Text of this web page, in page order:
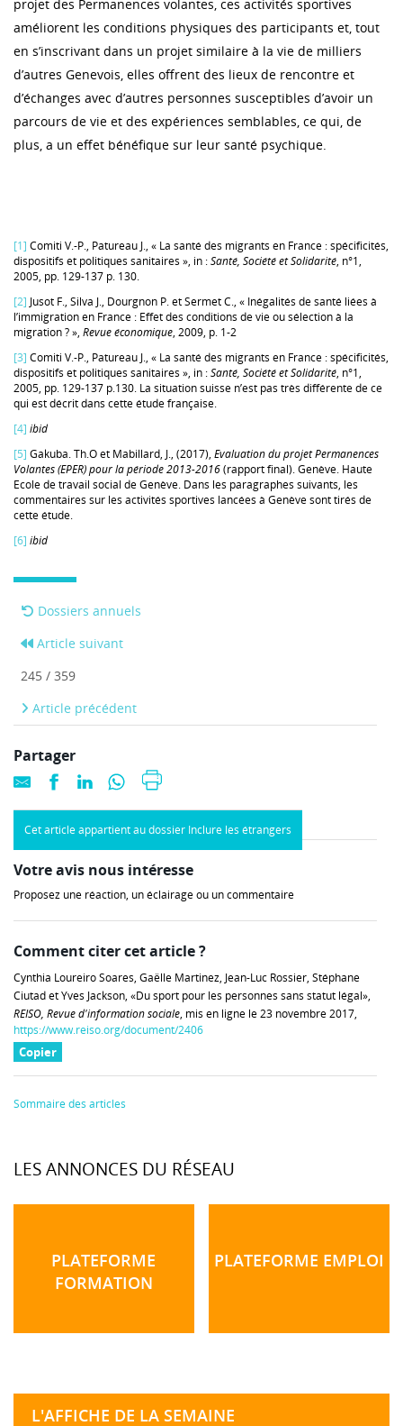
projet des Permanences volantes, ces activités sportives
améliorent les conditions physiques des participants et, tout
en s’inscrivant dans un projet similaire à la vie de milliers
d’autres Genevois, elles offrent des lieux de rencontre et
d’échanges avec d’autres personnes susceptibles d’avoir un
parcours de vie et des expériences semblables, ce qui, de
plus, a un effet bénéfique sur leur santé psychique.
[1] Comiti V.-P., Patureau J., « La santé des migrants en France : spécificités,
dispositifs et politiques sanitaires », in :Santé, Société et Solidarité, n°1,
2005, pp. 129-137 p. 130.
[2] Jusot F., Silva J., Dourgnon P. et Sermet C., « Inégalités de santé liées à
l’immigration en France : Effet des conditions de vie ou sélection à la
migration ? », Revue économique, 2009, p. 1-2
[3] Comiti V.-P., Patureau J., « La santé des migrants en France : spécificités,
dispositifs et politiques sanitaires », in :Santé, Société et Solidarité, n°1,
2005, pp. 129-137 p.130. La situation suisse n’est pas très différente de ce
qui est décrit dans cette étude française.
[4] ibid
[5] Gakuba. Th.O et Mabillard, J., (2017), Evaluation du projet Permanences
Volantes (EPER) pour la période 2013-2016(rapport final). Genève. Haute
Ecole de travail social de Genève. Dans les paragraphes suivants, les
commentaires sur les activités sportives lancées à Genève sont tirés de
cette étude.
[6] ibid
Dossiers annuels
Article suivant
245 / 359
Article précédent
Partager
Cet article appartient au dossier Inclure les étrangers
Votre avis nous intéresse
Proposez une réaction, un éclairage ou un commentaire
Comment citer cet article ?
Cynthia Loureiro Soares, Gaëlle Martinez, Jean-Luc Rossier, Stéphane
Ciutad et Yves Jackson, «Du sport pour les personnes sans statut légal»,
REISO, Revue d'information sociale, mis en ligne le 23 novembre 2017,
https://www.reiso.org/document/2406
Copier
Sommaire des articles
LES ANNONCES DU RÉSEAU
PLATEFORME
FORMATION
PLATEFORME EMPLOI
L'AFFICHE DE LA SEMAINE